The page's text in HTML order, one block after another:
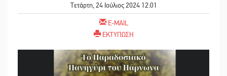
Τετάρτη, 24 Ιούλιος 2024 12:01
E-MAIL
ΕΚΤΥΠΩΣΗ